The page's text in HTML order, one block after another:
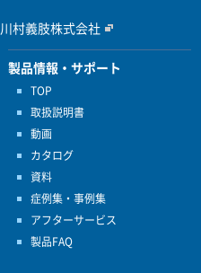
川村義肢株式会社
製品情報・サポート
TOP
取扱説明書
動画
カタログ
資料
症例集・事例集
アフターサービス
製品FAQ